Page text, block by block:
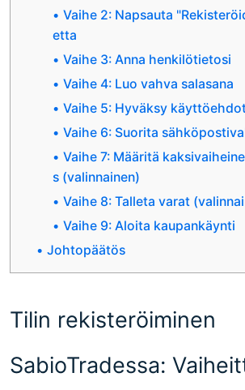
Vaihe 2: Napsauta
etta
Vaihe 3: Anna henkilötietosi
Vaihe 4: Luo vahva salasana
Vaihe 5: Hyväksy
Vaihe 6: Suorita
Vaihe 7: Määritä
s (valinnainen)
Vaihe 8: Talleta varat
Vaihe 9: Aloita kaupankäynti
Johtopäätös
Tilin rekisteröiminen
SabioTradessa: